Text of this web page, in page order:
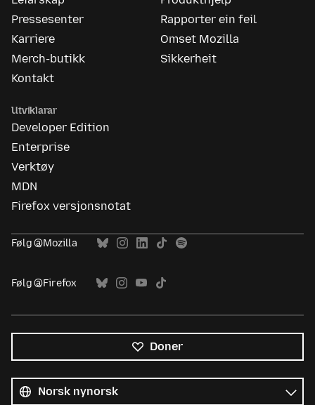
Pressesenter
Karriere
Merch-butikk
Kontakt
Rapporter ein feil
Omset Mozilla
Sikkerheit
Utviklarar
Developer Edition
Enterprise
Verktøy
MDN
Firefox versjonsnotat
Følg @Mozilla
Følg @Firefox
Doner
språk
Språk